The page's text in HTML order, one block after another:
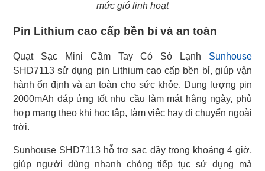
mức gió linh hoạt
Pin Lithium cao cấp bền bỉ và an toàn
Quạt Sạc Mini Cầm Tay Có Sò Lạnh Sunhouse
SHD7113 sử dụng pin Lithium cao cấp bền bỉ, giúp vận
hành ổn định và an toàn cho sức khỏe. Dung lượng pin
2000mAh đáp ứng tốt nhu cầu làm mát hằng ngày, phù
hợp mang theo khi học tập, làm việc hay di chuyển ngoài
trời.
Sunhouse SHD7113 hỗ trợ sạc đầy trong khoảng 4 giờ,
giúp người dùng nhanh chóng tiếp tục sử dụng mà